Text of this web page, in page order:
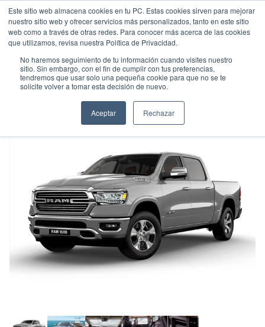
Este sitio web almacena cookies en tu PC. Estas cookies sirven para mejorar
nuestro sitio web y ofrecer servicios más personalizados, tanto en este sitio
web como a través de otras redes. Para conocer más acerca de las cookies
que utilizamos, revisa nuestra Política de Privacidad.
No haremos seguimiento de tu información cuando visites nuestro
sitio. Sin embargo, con el fin de cumplir con tus preferencias,
tendremos que usar solo una pequeña cookie para que no se te
solicite volver a tomar esta decisión de nuevo.
Aceptar Rechazar
RAM 1,500 LARAMIE
Gasolina